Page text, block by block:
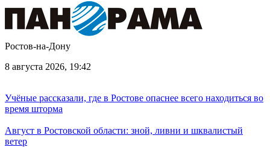
Ростов-на-Дону
8 августа 2026, 19:42
Учёные рассказали, где в Ростове опаснее всего находиться во
время шторма
Август в Ростовской области: зной, ливни и шквалистый
ветер